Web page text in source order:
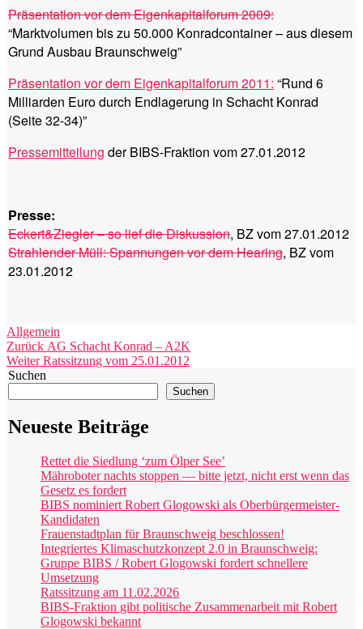
Präsentation vor dem Eigenkapitalforum 2009:
“Marktvolumen bis zu 50.000 Konradcontainer – aus diesem
Grund Ausbau Braunschweig”
Präsentation vor dem Eigenkapitalforum 2011: “Rund 6
Milliarden Euro durch Endlagerung in Schacht Konrad
(Seite 32-34)”
Pressemitteilung der BIBS-Fraktion vom 27.01.2012
Presse:
Eckert&Ziegler – so lief die Diskussion, BZ vom 27.01.2012
Strahlender Müll: Spannungen vor dem Hearing, BZ vom
23.01.2012
Kategorien
Allgemein
Beitragsnavigation
Zurück Vorheriger
Beitrag:
AG Schacht Konrad – A2K
Weiter Nächster
Beitrag:
Ratssitzung vom 25.01.2012
Suchen
Suchen
Neueste Beiträge
Rettet die Siedlung ‘zum Ölper See’
Mähroboter nachts stoppen — bitte jetzt, nicht erst wenn das
Gesetz es fordert
BIBS nominiert Robert Glogowski als Oberbürgermeister-
Kandidaten
Frauenstadtplan für Braunschweig beschlossen!
Integriertes Klimaschutzkonzept 2.0 in Braunschweig:
Gruppe BIBS / Robert Glogowski fordert schnellere
Umsetzung
Ratssitzung am 11.02.2026
BIBS-Fraktion gibt politische Zusammenarbeit mit Robert
Glogowski bekannt